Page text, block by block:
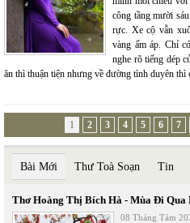
công tầng mười
rực. Xe cộ vẫn
vàng ấm áp. Chỉ
nghe rõ tiếng dép
ăn thì thuận tiện nhưng về đường tình duyên thì
1 2 3 4 5 6 7
Bài Mới Thư Toà Soạn Tin
Thơ Hoàng Thị Bích Hà - Mùa Đi Qua
08 Tháng Tám